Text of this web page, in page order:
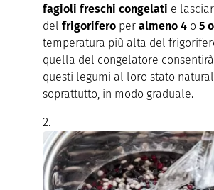
fagioli freschi congelati e
del frigorifero per almeno 4 o 5
temperatura più alta del
quella del congelatore
questi legumi al loro stato
soprattutto, in modo graduale.